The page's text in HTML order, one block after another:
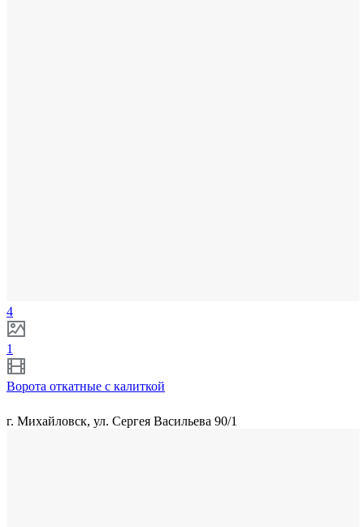
4
1
Ворота откатные с калиткой
г. Михайловск, ул. Сергея Васильева 90/1